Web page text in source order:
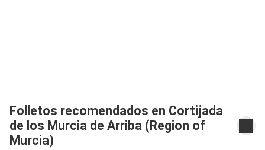
Folletos recomendados en Cortijada
de los Murcia de Arriba (Region of
Murcia)